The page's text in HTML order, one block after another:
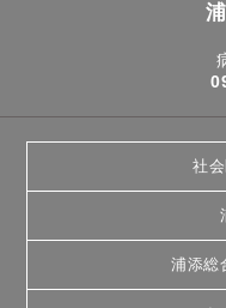
社
浦添総